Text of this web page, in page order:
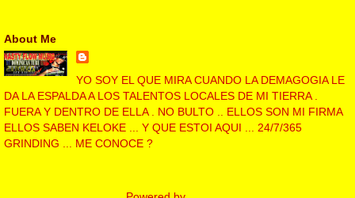
About Me
YO SOY EL QUE MIRA CUANDO LA DEMAGOGIA LE
DA LA ESPALDA A LOS TALENTOS LOCALES DE MI TIERRA .
FUERA Y DENTRO DE ELLA . NO BULTO .. ELLOS SON MI FIRMA
ELLOS SABEN KELOKE ... Y QUE ESTOI AQUI ... 24/7/365
GRINDING ... ME CONOCE ?